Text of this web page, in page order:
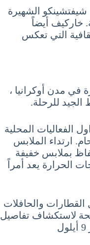
الشهيرة
خاركيف أيضاً
التي تعكس
في مدن أوكرانيا ،
للرحلة.
الفعاليات المحلية
ارتداء الملابس
بملابس خفيفة
الحرارة يعد أمراً
القطارات والحافلات
لاستكشاف تفاصيل
السياحة في أوكرانيا شهر سبتمبر 9 أيلول